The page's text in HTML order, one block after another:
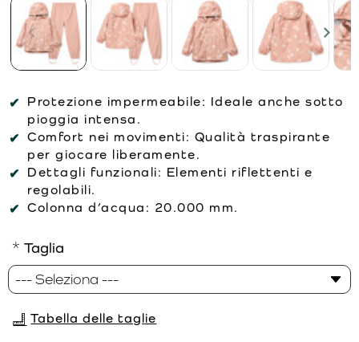
Protezione impermeabile: Ideale anche sotto
pioggia intensa.
Comfort nei movimenti: Qualità traspirante
per giocare liberamente.
Dettagli funzionali: Elementi riflettenti e
regolabili.
Colonna d’acqua: 20.000 mm.
Taglia
Tabella delle taglie